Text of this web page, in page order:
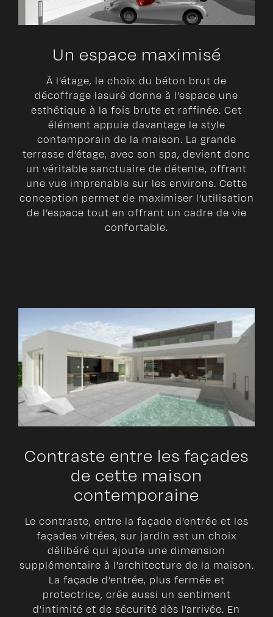
Un espace maximisé
À l’étage, le choix du béton brut de
décoffrage lasuré donne à l’espace une
esthétique à la fois brute et raffinée. Cet
élément appuie davantage le style
contemporain de la maison. La grande
terrasse d’étage, avec son spa, devient donc
un véritable sanctuaire de détente, offrant
une vue imprenable sur les environs. Cette
conception permet de maximiser l’utilisation
de l’espace tout en offrant un cadre de vie
confortable.
Contraste entre les façades
de cette maison
contemporaine
Le contraste, entre la façade d’entrée et les
façades vitrées, sur jardin est un choix
délibéré qui ajoute une dimension
supplémentaire à l’architecture de la maison.
La façade d’entrée, plus fermée et
protectrice, crée aussi un sentiment
d’intimité et de sécurité dès l’arrivée. En